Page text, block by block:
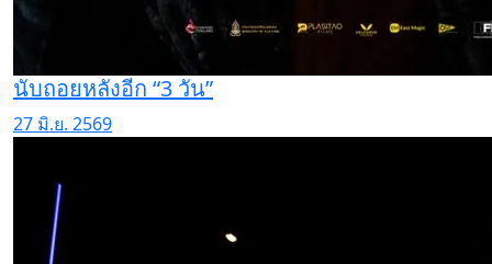
นับถอยหลังอีก “3 วัน”
27 มิ.ย. 2569